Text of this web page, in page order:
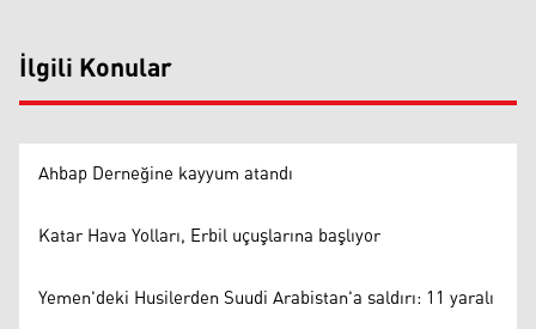
İlgili Konular
Ahbap Derneğine kayyum atandı
Katar Hava Yolları, Erbil uçuşlarına başlıyor
Yemen'deki Husilerden Suudi Arabistan'a saldırı: 11 yaralı